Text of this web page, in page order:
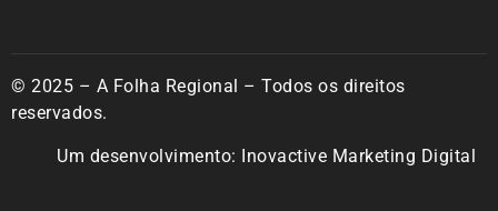
© 2025 – A Folha Regional – Todos os direitos
reservados.
Um desenvolvimento: Inovactive Marketing Digital